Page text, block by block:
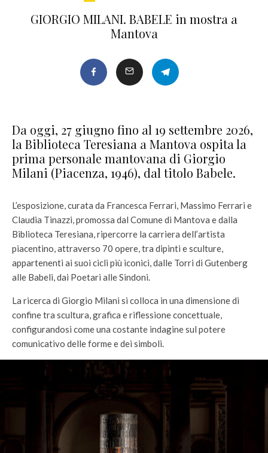
GIORGIO MILANI. BABELE in mostra a
Mantova
Da oggi, 27 giugno fino al 19 settembre 2026,
la Biblioteca Teresiana a Mantova ospita la
prima personale mantovana di Giorgio
Milani (Piacenza, 1946), dal titolo Babele.
L’esposizione, curata da Francesca Ferrari, Massimo Ferrari e
Claudia Tinazzi, promossa dal Comune di Mantova e dalla
Biblioteca Teresiana, ripercorre la carriera dell’artista
piacentino, attraverso 70 opere, tra dipinti e sculture,
appartenenti ai suoi cicli più iconici, dalle Torri di Gutenberg
alle Babeli, dai Poetari alle Sindoni.
La ricerca di Giorgio Milani si colloca in una dimensione di
confine tra scultura, grafica e riflessione concettuale,
configurandosi come una costante indagine sul potere
comunicativo delle forme e dei simboli.